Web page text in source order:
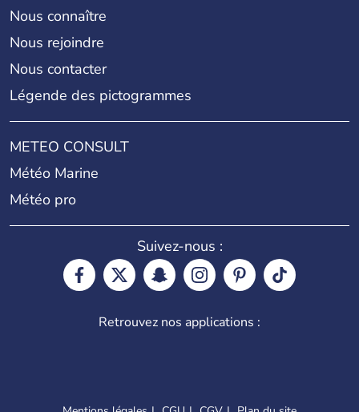
Nous connaître
Nous rejoindre
Nous contacter
Légende des pictogrammes
METEO CONSULT
Météo Marine
Météo pro
Suivez-nous :
Retrouvez nos applications :